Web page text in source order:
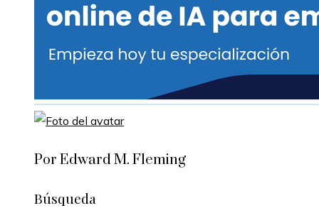
Por Edward M. Fleming
Búsqueda